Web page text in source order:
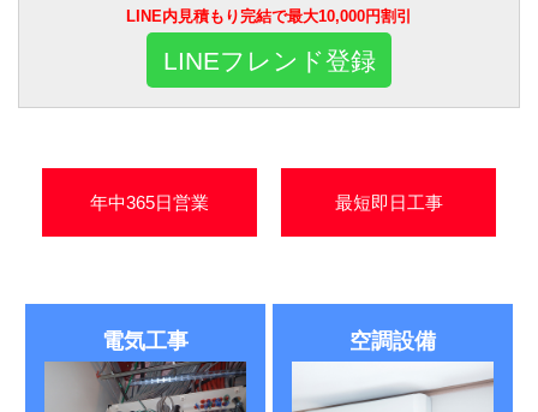
LINE内見積もり完結で最大10,000円割引
LINEフレンド登録
年中365日営業 最短即日工事
電気工事 空調設備